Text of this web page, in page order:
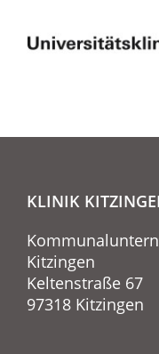
KLINIK
Kitzingen
Keltenstraße 67
97318 Kitzingen